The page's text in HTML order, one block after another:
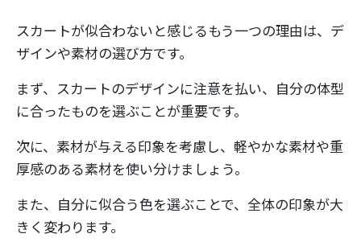
スカートが似合わないと感じるもう一つの理由は、デ
ザインや素材の選び方です。
まず、スカートのデザインに注意を払い、自分の体型
に合ったものを選ぶことが重要です。
次に、素材が与える印象を考慮し、軽やかな素材や重
厚感のある素材を使い分けましょう。
また、自分に似合う色を選ぶことで、全体の印象が大
きく変わります。